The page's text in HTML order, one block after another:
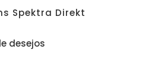
Spektra Direkt
desejos